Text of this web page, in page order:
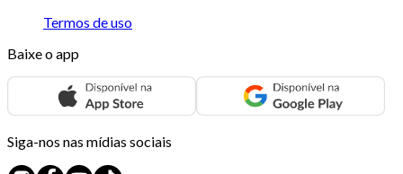
Termos de uso
Baixe o app
Siga-nos nas mídias sociais